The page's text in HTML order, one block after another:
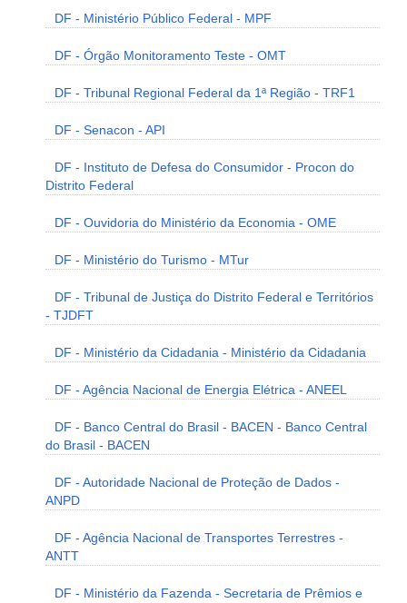
DF - Ministério Público Federal - MPF
DF - Órgão Monitoramento Teste - OMT
DF - Tribunal Regional Federal da 1ª Região - TRF1
DF - Senacon - API
DF - Instituto de Defesa do Consumidor - Procon do
Distrito Federal
DF - Ouvidoria do Ministério da Economia - OME
DF - Ministério do Turismo - MTur
DF - Tribunal de Justiça do Distrito Federal e Territórios
- TJDFT
DF - Ministério da Cidadania - Ministério da Cidadania
DF - Agência Nacional de Energia Elétrica - ANEEL
DF - Banco Central do Brasil - BACEN - Banco Central
do Brasil - BACEN
DF - Autoridade Nacional de Proteção de Dados -
ANPD
DF - Agência Nacional de Transportes Terrestres -
ANTT
DF - Ministério da Fazenda - Secretaria de Prêmios e